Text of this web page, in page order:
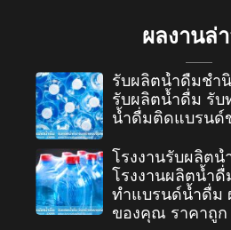
ผลงานล่
รับผลิตน้ำดื่มชำ
รับผลิตน้ำดื่ม รั
น้ำดื่มติดแบรนด์
โรงงานรับผลิตน้
โรงงานผลิตน้ำ
ทำแบรนด์น้ำดื่ม
ของคุณ ราคาถูก